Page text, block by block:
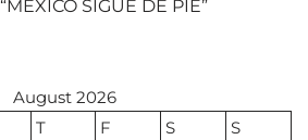
SIGUE DE PIE”
August 2026
T F S S